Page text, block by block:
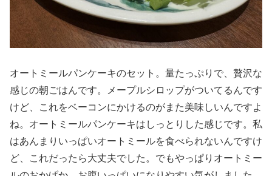
オートミールパンケーキのセット。量たっぷりで、贅沢な
感じの朝ごはんです。メープルシロップがついてるんです
けど、これをベーコンにかけるのがまた美味しいんですよ
ね。オートミールパンケーキはしっとりした感じです。私
はあんまりいっぱいオートミールを食べられないんですけ
ど、これだったら大丈夫でした。でもやっぱりオートミー